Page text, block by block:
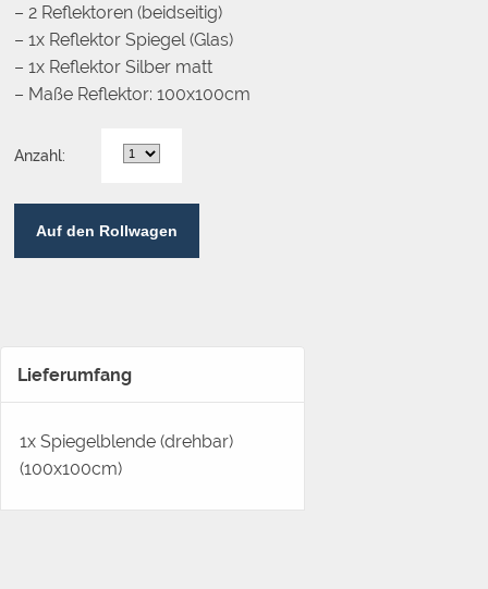
– 2 Reflektoren (beidseitig)
– 1x Reflektor Spiegel (Glas)
– 1x Reflektor Silber matt
– Maße Reflektor: 100x100cm
Anzahl:
Auf den Rollwagen
Lieferumfang
1x Spiegelblende (drehbar)
(100x100cm)